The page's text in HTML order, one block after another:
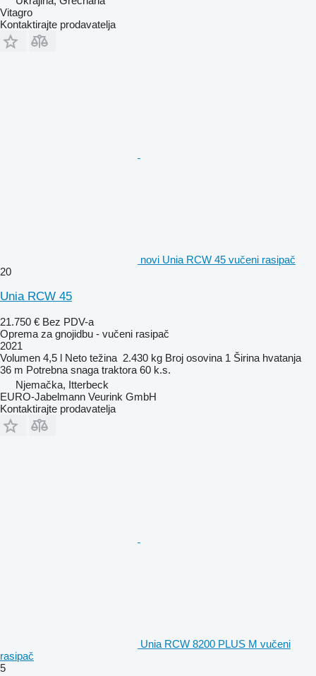
Vitagro
Kontaktirajte prodavatelja
novi Unia RCW 45 vučeni rasipač
20
Unia RCW 45
21.750 € Bez PDV-a
Oprema za gnojidbu - vučeni rasipač
2021
Volumen 4,5 l Neto težina 2.430 kg Broj osovina 1 Širina hvatanja
36 m Potrebna snaga traktora 60 k.s.
Njemačka, Itterbeck
EURO-Jabelmann Veurink GmbH
Kontaktirajte prodavatelja
Unia RCW 8200 PLUS M vučeni
rasipač
5